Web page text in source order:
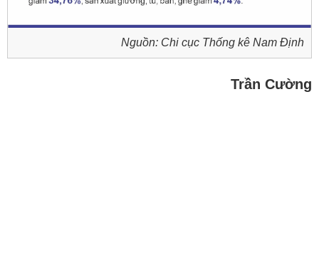
Nguồn: Chi cục Thống kê Nam Định
Trần Cường